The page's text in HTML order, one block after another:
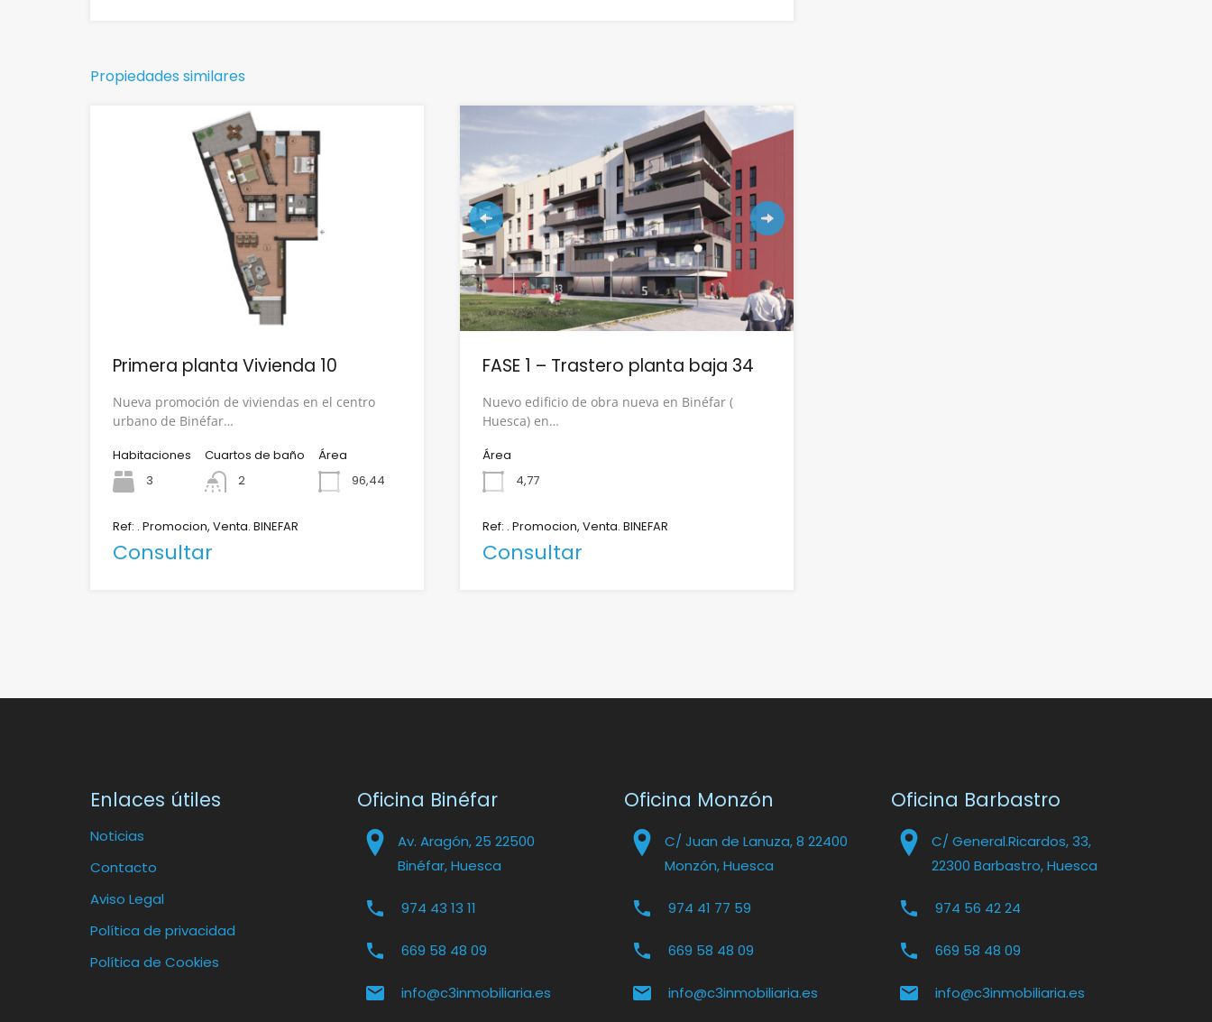
Propiedades similares
Primera planta Vivienda 10
Nueva promoción de viviendas en el centro
urbano de Binéfar…
Habitaciones
3
Cuartos de baño
2
Área
96,44
Ref: . Promocion, Venta. BINEFAR
Consultar
FASE 1 – Trastero planta baja 34
Nuevo edificio de obra nueva en Binéfar (
Huesca) en…
Área
4,77
Ref: . Promocion, Venta. BINEFAR
Consultar
Enlaces útiles
Noticias
Contacto
Aviso Legal
Política de privacidad
Política de Cookies
Oficina Binéfar
Av. Aragón, 25 22500
Binéfar, Huesca
974 43 13 11
669 58 48 09
info@c3inmobiliaria.es
Oficina Monzón
C/ Juan de Lanuza, 8 22400
Monzón, Huesca
974 41 77 59
669 58 48 09
info@c3inmobiliaria.es
Oficina Barbastro
C/ General.Ricardos, 33,
22300 Barbastro, Huesca
974 56 42 24
669 58 48 09
info@c3inmobiliaria.es